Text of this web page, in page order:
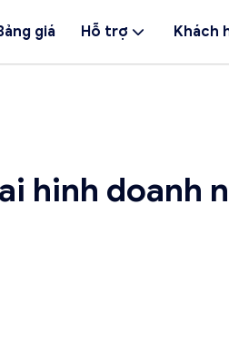
giá Hỗ trợ Khách
hinh doanh